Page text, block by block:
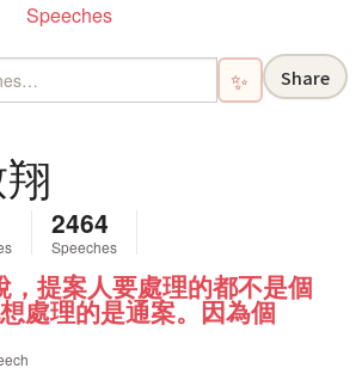
Speeches
✨ Share
2464
Speeches
，提案人要處理的都不是個
處理的是通案。因為個